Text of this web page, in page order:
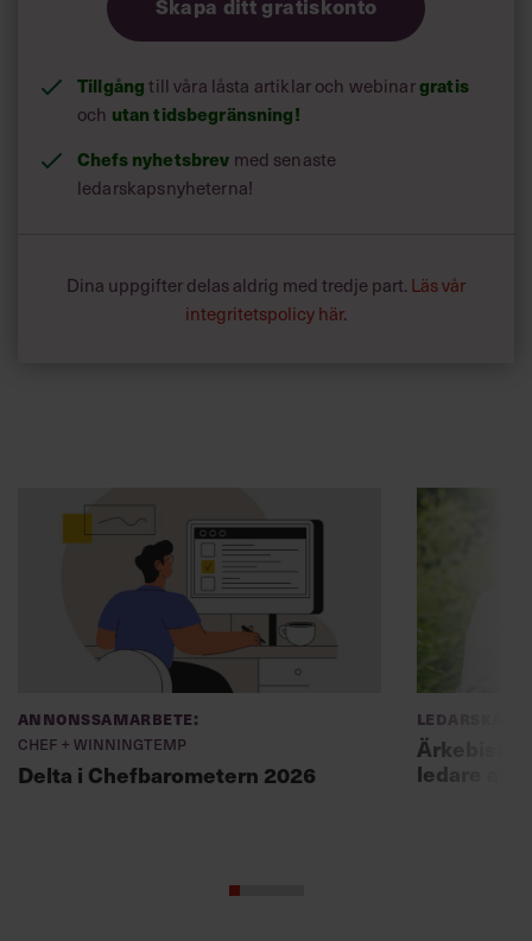
Skapa ditt gratiskonto
Tillgång till våra låsta artiklar och webinargratis
och utan tidsbegränsning!
Chefs nyhetsbrev med senaste
ledarskapsnyheterna!
Dina uppgifter delas aldrig med tredje part. Läs vår
integritetspolicy här.
Annonssamarbete:
Chef + Winningtemp
Delta i Chefbarometern 2026
Ledarskap
ledare att